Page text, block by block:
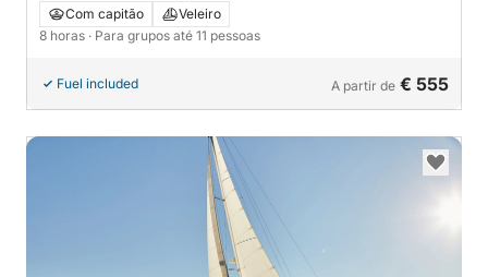
ilhas da Galiza.
Com capitão
Veleiro
8 horas · Para grupos até 11 pessoas
Fuel included A partir de € 555